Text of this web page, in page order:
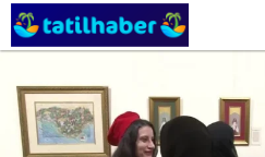
önemli bir proje’